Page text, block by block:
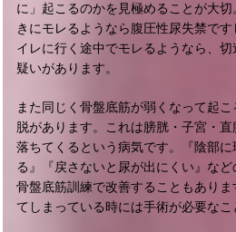
に」起こるのかを見極めることが大
きにモレるようなら腹圧性尿失禁で
イレに行く途中でモレるようなら、
疑いがあります。
また同じく骨盤底筋が弱くなって起
脱があります。これは膀胱・子宮・
落ちてくるという病気です。『陰部に
る』『戻さないと尿が出にくい』な
骨盤底筋訓練で改善することもあり
てしまっている時には手術が必要なこ